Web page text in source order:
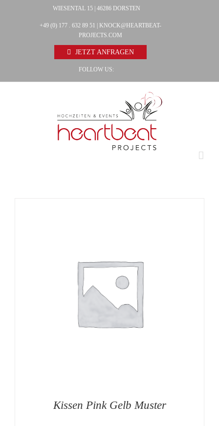
WIESENTAL 15 | 46286 DORSTEN
+49 (0) 177 . 632 89 51 |
KNOCK@HEARTBEAT-
PROJECTS.COM
JETZT ANFRAGEN
FOLLOW US:
Kissen Pink Gelb Muster